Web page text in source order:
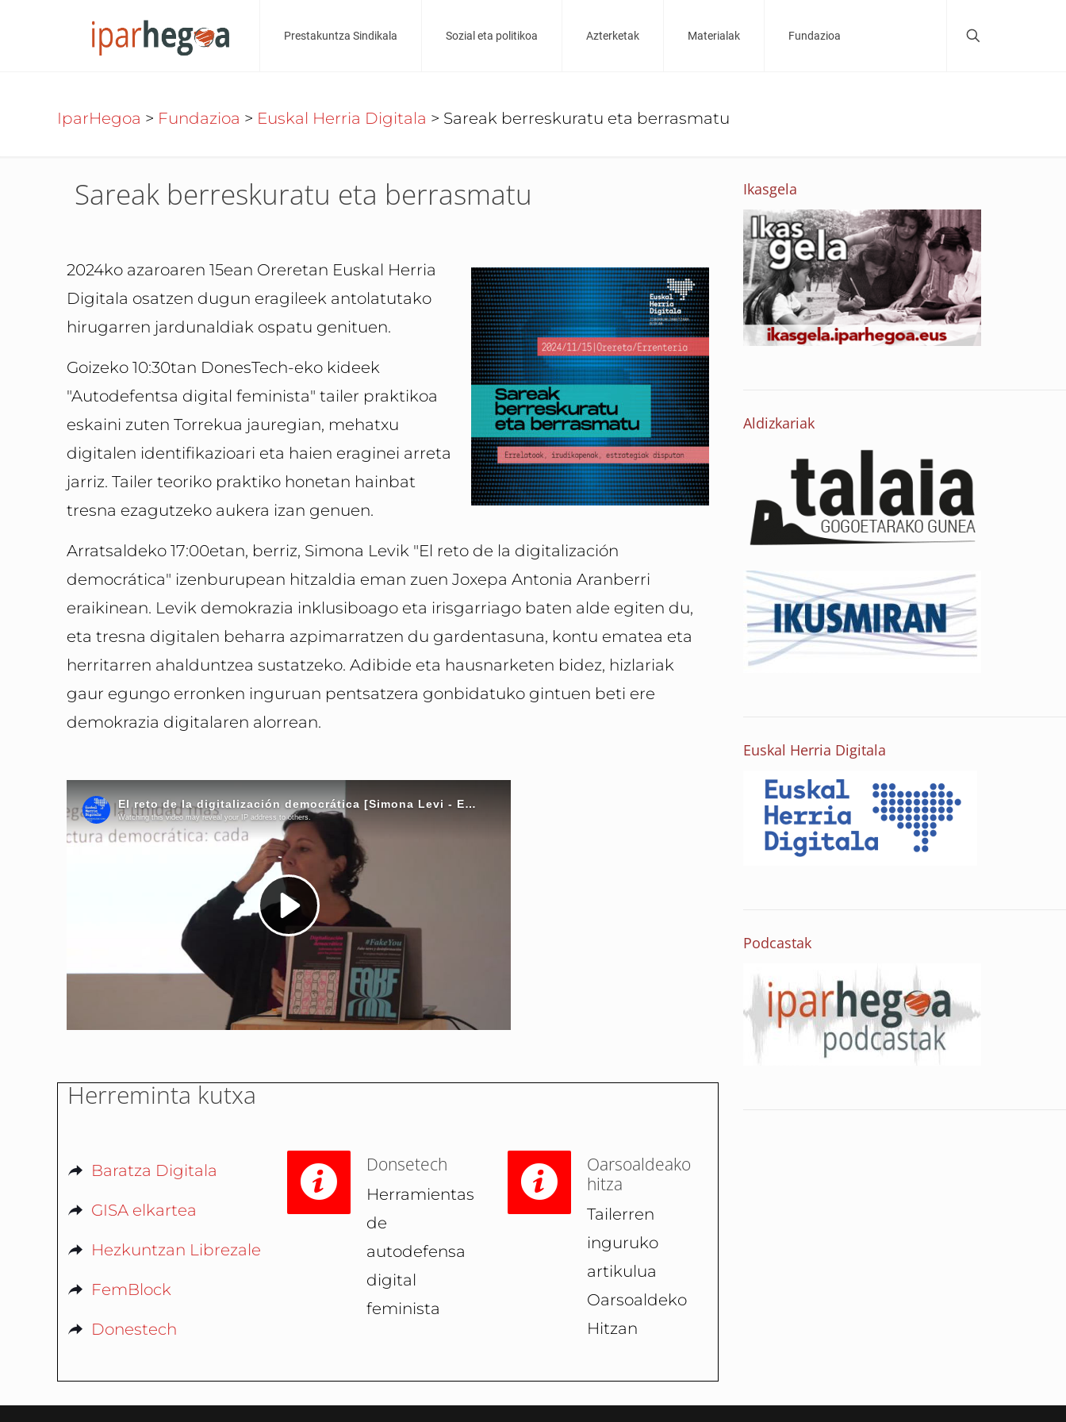
Prestakuntza Sindikala Sozial eta politikoa Azterketak Materialak Fundazioa
IparHegoa > Fundazioa > Euskal Herria Digitala > Sareak berreskuratu eta berrasmatu
Sareak berreskuratu eta berrasmatu
2024ko azaroaren 15ean Oreretan Euskal Herria
Digitala osatzen dugun eragileek antolatutako
hirugarren jardunaldiak ospatu genituen.
Goizeko 10:30tan DonesTech-eko kideek
"Autodefentsa digital feminista" tailer praktikoa
eskaini zuten Torrekua jauregian, mehatxu
digitalen identifikazioari eta haien eraginei arreta
jarriz. Tailer teoriko praktiko honetan hainbat
tresna ezagutzeko aukera izan genuen.
Arratsaldeko 17:00etan, berriz, Simona Levik "El reto de la digitalización
democrática" izenburupean hitzaldia eman zuen Joxepa Antonia Aranberri
eraikinean. Levik demokrazia inklusiboago eta irisgarriago baten alde egiten du,
eta tresna digitalen beharra azpimarratzen du gardentasuna, kontu ematea eta
herritarren ahalduntzea sustatzeko. Adibide eta hausnarketen bidez, hizlariak
gaur egungo erronken inguruan pentsatzera gonbidatuko gintuen beti ere
demokrazia digitalaren alorrean.
Herreminta kutxa
Baratza Digitala
GISA elkartea
Hezkuntzan Librezale
FemBlock
Donestech
Donsetech
Herramientas
de
autodefensa
digital
feminista
Oarsoaldeako
hitza
Tailerren
inguruko
artikulua
Oarsoaldeko
Hitzan
Ikasgela
Aldizkariak
Euskal Herria Digitala
Podcastak